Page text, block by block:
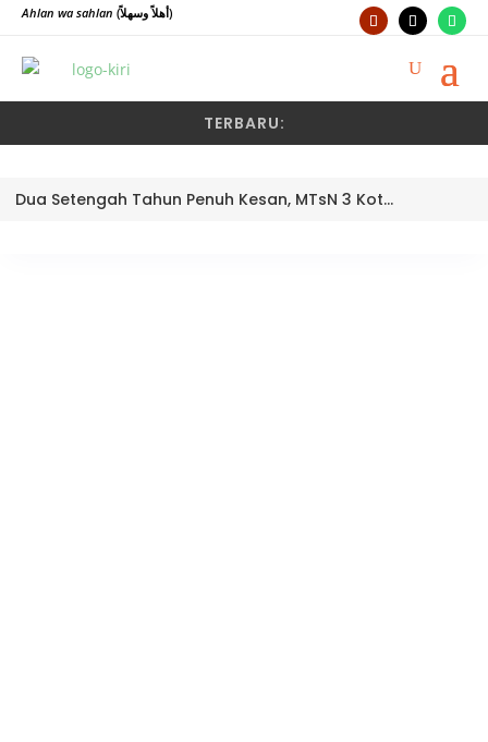
Ahlan wa sahlan (أهلاً وسهلاً)
TERBARU:
Dua Setengah Tahun Penuh Kesan, MTsN 3 Kota Padang Lepas Pengawas Pembina Dra. Nayusminar Nasrun